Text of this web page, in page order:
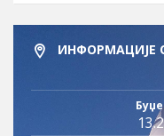
ИНФОРМАЦИЈЕ